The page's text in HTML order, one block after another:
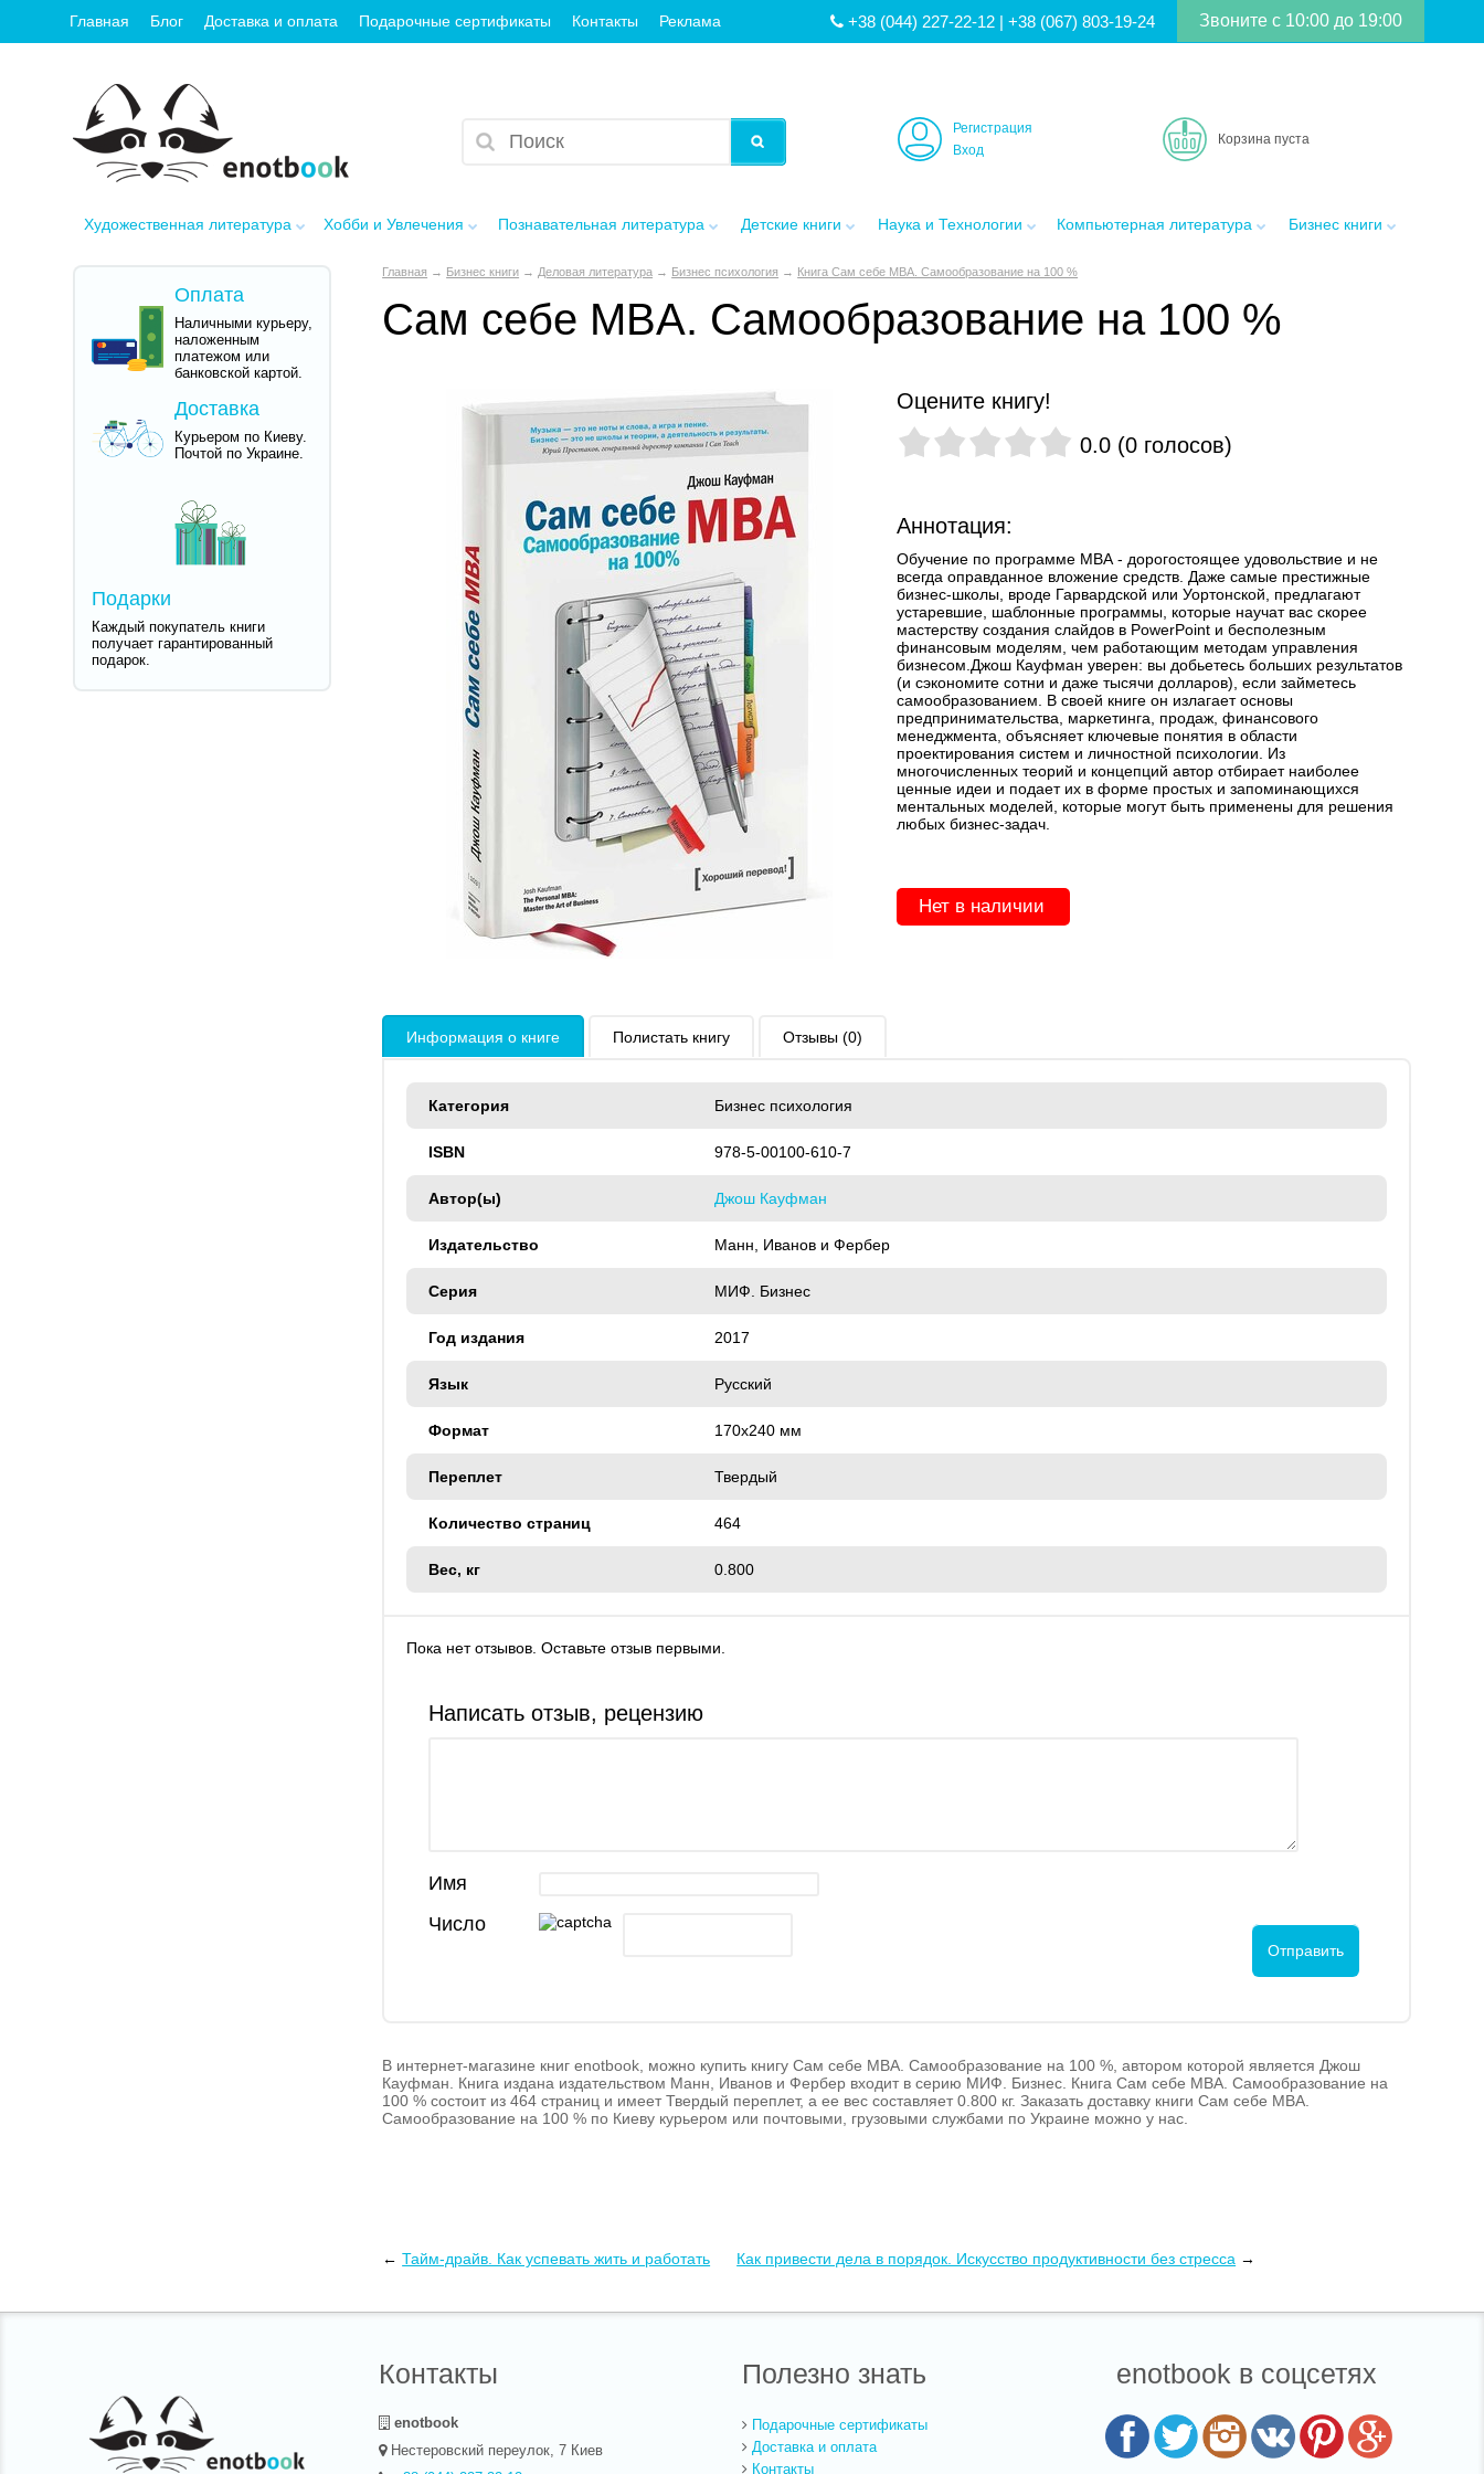
Главная Блог Доставка и оплата Подарочные сертификаты Контакты Реклама Звоните с 10:00 до 19:00
+38 (044) 227-22-12 |+38 (067) 803-19-24
Корзина пуста
Регистрация
Вход
Художественная литература Хобби и Увлечения Познавательная литература Детские книги Наука и Технологии Компьютерная литература Бизнес книги
Оплата
Наличными курьеру,
наложенным
платежом или
банковской картой.
Доставка
Курьером по Киеву.
Почтой по Украине.
Подарки
Каждый покупатель книги
получает гарантированный
подарок.
Главная → Бизнес книги → Деловая литература → Бизнес психология → Книга Сам себе MBA. Самообразование на 100 %
Сам себе MBA. Самообразование на 100 %
Оцените книгу!
0.0 (0 голосов)
Аннотация:
Обучение по программе МВА - дорогостоящее удовольствие и не
всегда оправданное вложение средств. Даже самые престижные
бизнес-школы, вроде Гарвардской или Уортонской, предлагают
устаревшие, шаблонные программы, которые научат вас скорее
мастерству создания слайдов в PowerPoint и бесполезным
финансовым моделям, чем работающим методам управления
бизнесом.Джош Кауфман уверен: вы добьетесь больших результатов
(и сэкономите сотни и даже тысячи долларов), если займетесь
самообразованием. В своей книге он излагает основы
предпринимательства, маркетинга, продаж, финансового
менеджмента, объясняет ключевые понятия в области
проектирования систем и личностной психологии. Из
многочисленных теорий и концепций автор отбирает наиболее
ценные идеи и подает их в форме простых и запоминающихся
ментальных моделей, которые могут быть применены для решения
любых бизнес-задач.
Нет в наличии
Информация о книге Полистать книгу Отзывы (0)
Категория Бизнес психология
ISBN 978-5-00100-610-7
Автор(ы) Джош Кауфман
Издательство Манн, Иванов и Фербер
Серия МИФ. Бизнес
Год издания 2017
Язык Русский
Формат 170x240 мм
Переплет Твердый
Количество страниц 464
Вес, кг 0.800
Пока нет отзывов. Оставьте отзыв первыми.
Написать отзыв, рецензию
Имя
Число
В интернет-магазине книг enotbook, можно купить книгу Сам себе MBA. Самообразование на 100 %, автором которой является Джош
Кауфман. Книга издана издательством Манн, Иванов и Фербер входит в серию МИФ. Бизнес. Книга Сам себе MBA. Самообразование на
100 % состоит из 464 страниц и имеет Твердый переплет, а ее вес составляет 0.800 кг. Заказать доставку книги Сам себе MBA.
Самообразование на 100 % по Киеву курьером или почтовыми, грузовыми службами по Украине можно у нас.
←Тайм-драйв. Как успевать жить и работать Как привести дела в порядок. Искусство продуктивности без стресса →
Контакты
enotbook
Нестеровский переулок, 7 Киев
Полезно знать
Подарочные сертификаты
Доставка и оплата
Контакты
enotbook в соцсетях